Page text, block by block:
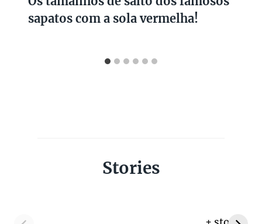
sapatos com a sola vermelha!
Stories